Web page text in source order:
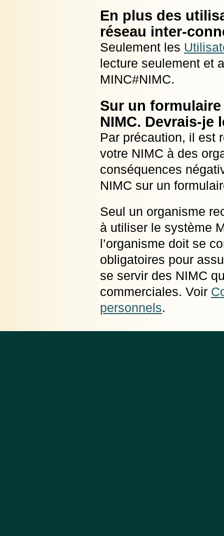
En plus des
réseau inter-
Seulement les
lecture seulement et
MINC#NIMC.
Sur un
NIMC. Devrais-je
Par précaution, il est
votre NIMC à des
conséquences
NIMC sur un
Seul un organisme
à utiliser le système
l’organisme doit se
obligatoires pour
se servir des NIMC
commerciales. Voir
personnels.